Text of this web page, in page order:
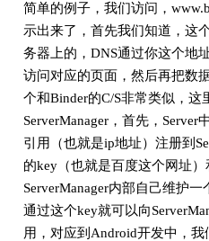
简单的例子，我们访问，
示出来了，首先我们知道，这
务器上的，DNS通过你这个地
访问对应的页面，然后再把数
个和Binder的C/S非常类似，这
ServerManager，首先，
引用（也就是ip地址）注册到
的key（也就是百度这个网址）
ServerManager内部自己维护
通过这个key就可以向
用，对应到Android开发中，